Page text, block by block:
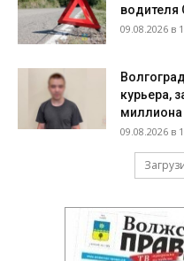
водителя
09.08.2026 в
курьера,
миллиона
09.08.2026 в